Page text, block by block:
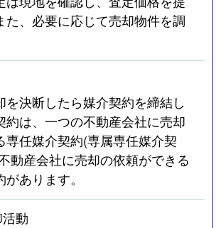
た、必要に応じて売却物件を調
を決断したら媒介契約を締結し
約は、一つの不動産会社に売却
専任媒介契約(専属専任媒介契
動産会社に売却の依頼ができる
あります。
動